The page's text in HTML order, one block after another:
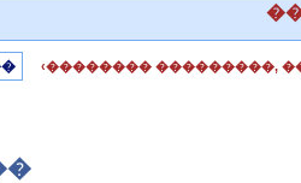
‹�������� ���������,